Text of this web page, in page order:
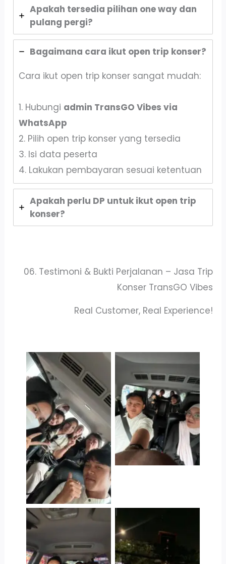
Apakah tersedia pilihan one way dan
pulang pergi?
Bagaimana cara ikut open trip konser?
Cara ikut open trip konser sangat mudah:
1. Hubungi admin TransGO Vibes via
WhatsApp
2. Pilih open trip konser yang tersedia
3. Isi data peserta
4. Lakukan pembayaran sesuai ketentuan
Apakah perlu DP untuk ikut open trip
konser?
06. Testimoni & Bukti Perjalanan – Jasa Trip
Konser TransGO Vibes
Real Customer, Real Experience!
Jasa Trip Konser
Westlife Jakarta
Jasa Trip Konser
Westlife Jakarta
Jasa Trip Konser